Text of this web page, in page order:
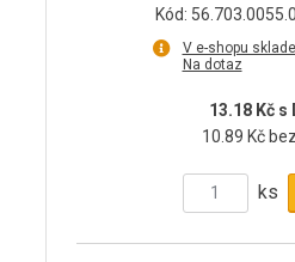
Kód: 56.703.0055.0
V e-shopu
Na dotaz
13.18 Kč s
10.89 Kč
ks